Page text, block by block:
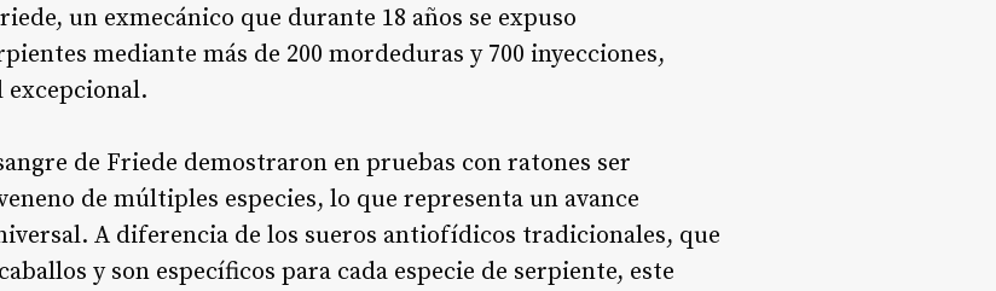
un exmecánico que durante 18 años se expuso
mediante más de 200 mordeduras y 700 inyecciones,
excepcional.
de Friede demostraron en pruebas con ratones ser
de múltiples especies, lo que representa un avance
A diferencia de los sueros antiofídicos tradicionales, que
y son específicos para cada especie de serpiente, este